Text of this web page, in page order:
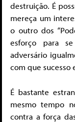
destruição. É
mereça um
o outro dos
esforço para
adversário
com que sucesso
É bastante
mesmo tempo
contra a força